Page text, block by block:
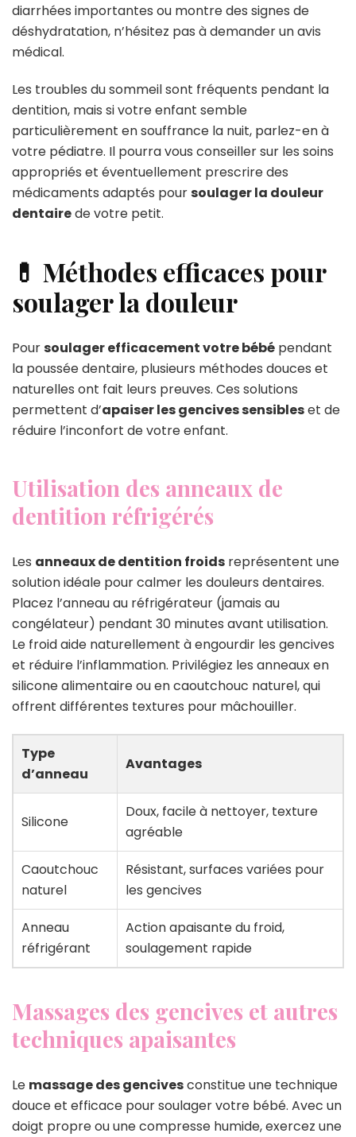
diarrhées importantes ou montre des signes de
déshydratation, n’hésitez pas à demander un avis
médical.
Les troubles du sommeil sont fréquents pendant la
dentition, mais si votre enfant semble
particulièrement en souffrance la nuit, parlez-en à
votre pédiatre. Il pourra vous conseiller sur les soins
appropriés et éventuellement prescrire des
médicaments adaptés poursoulager la douleur
dentairede votre petit.
💊 Méthodes efficaces pour
soulager la douleur
Poursoulager efficacement votre bébé pendant
la poussée dentaire, plusieurs méthodes douces et
naturelles ont fait leurs preuves. Ces solutions
permettent d’apaiser les gencives sensibleset de
réduire l’inconfort de votre enfant.
Utilisation des anneaux de
dentition réfrigérés
Les anneaux de dentition froids représentent une
solution idéale pour calmer les douleurs dentaires.
Placez l’anneau au réfrigérateur (jamais au
congélateur) pendant 30 minutes avant utilisation.
Le froid aide naturellement à engourdir les gencives
et réduire l’inflammation. Privilégiez les anneaux en
silicone alimentaire ou en caoutchouc naturel, qui
offrent différentes textures pour mâchouiller.
Type
d’anneau
Avantages
Silicone
Doux, facile à nettoyer, texture
agréable
Caoutchouc
naturel
Résistant, surfaces variées pour
les gencives
Anneau
réfrigérant
Action apaisante du froid,
soulagement rapide
Massages des gencives et autres
techniques apaisantes
Le massage des gencivesconstitue une technique
douce et efficace pour soulager votre bébé. Avec un
doigt propre ou une compresse humide, exercez une